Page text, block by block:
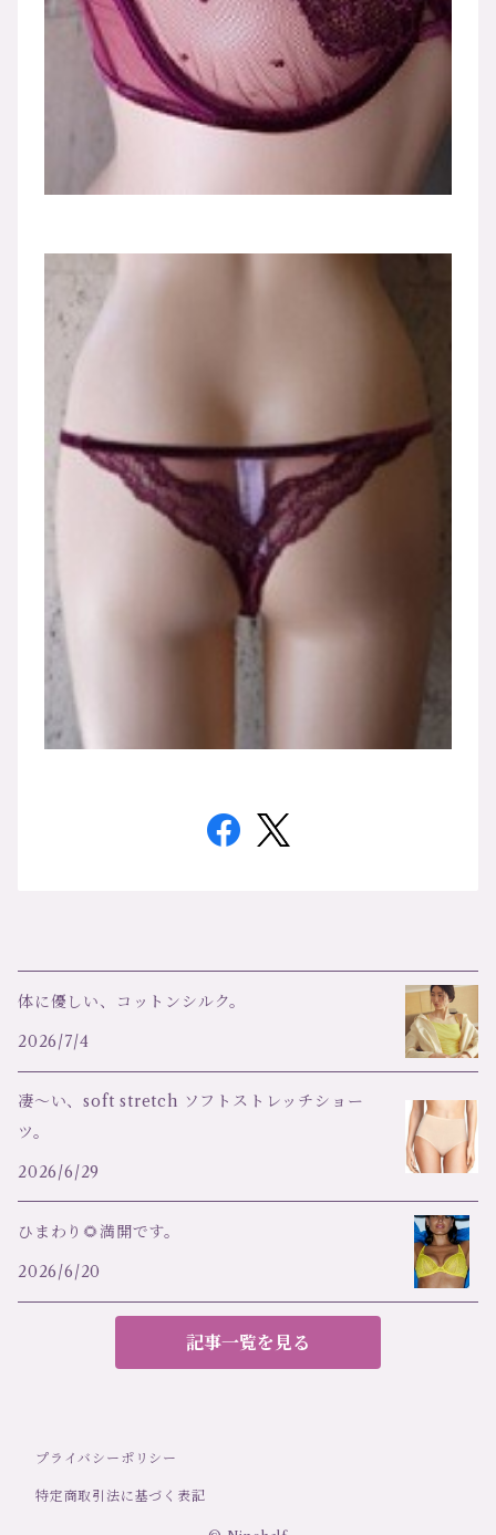
体に優しい、コットンシルク。
2026/7/4
凄～い、soft stretch ソフトストレッチショー
ツ。
2026/6/29
ひまわり🌻満開です。
2026/6/20
記事一覧を見る
プライバシーポリシー
特定商取引法に基づく表記